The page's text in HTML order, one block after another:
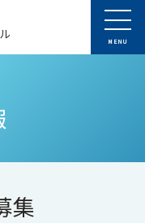
MENU
集